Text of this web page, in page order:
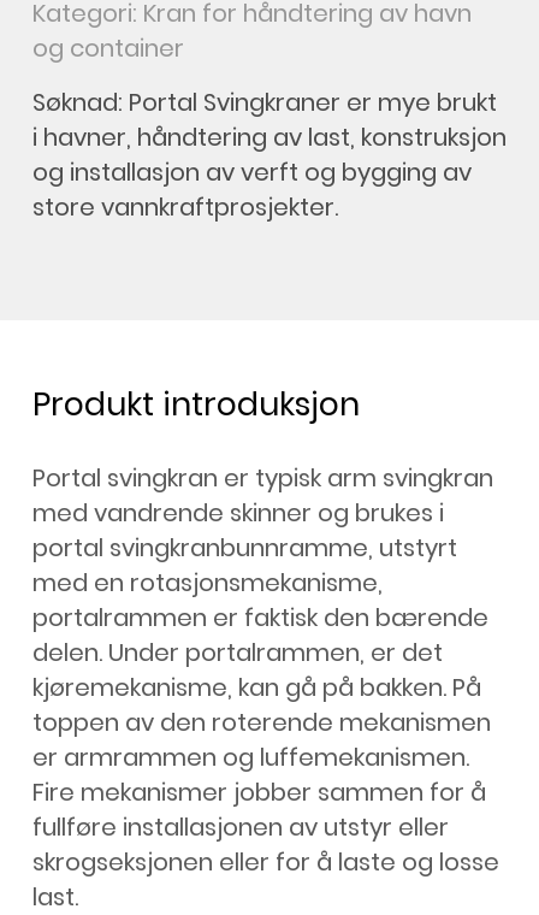
Kategori: Kran for håndtering av havn
og container
Søknad: Portal Svingkraner er mye brukt
i havner, håndtering av last, konstruksjon
og installasjon av verft og bygging av
store vannkraftprosjekter.
Produkt introduksjon
Portal svingkran er typisk arm svingkran
med vandrende skinner og brukes i
portal svingkranbunnramme, utstyrt
med en rotasjonsmekanisme,
portalrammen er faktisk den bærende
delen. Under portalrammen, er det
kjøremekanisme, kan gå på bakken. På
toppen av den roterende mekanismen
er armrammen og luffemekanismen.
Fire mekanismer jobber sammen for å
fullføre installasjonen av utstyr eller
skrogseksjonen eller for å laste og losse
last.